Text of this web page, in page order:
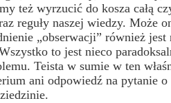
też wyrzucić do kosza całą
reguły naszej wiedzy. Może
„obserwacji” również
to jest nieco
Teista w sumie w ten
ani odpowiedź na pytanie